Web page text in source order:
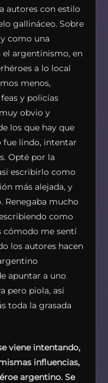
autores con estilo
gallináceo. Sobre
como una
argentinismo, en
a lo local
menos,
y policías
obvio y
los que hay que
fue lindo, intentar
Opté por la
escribirlo como
más alejada, y
Renegaba mucho
como
cómodo me sentí
los autores hacen
apuntar a uno
pero piola, así
toda la grasada
viene intentando,
influencias,
argentino. Se